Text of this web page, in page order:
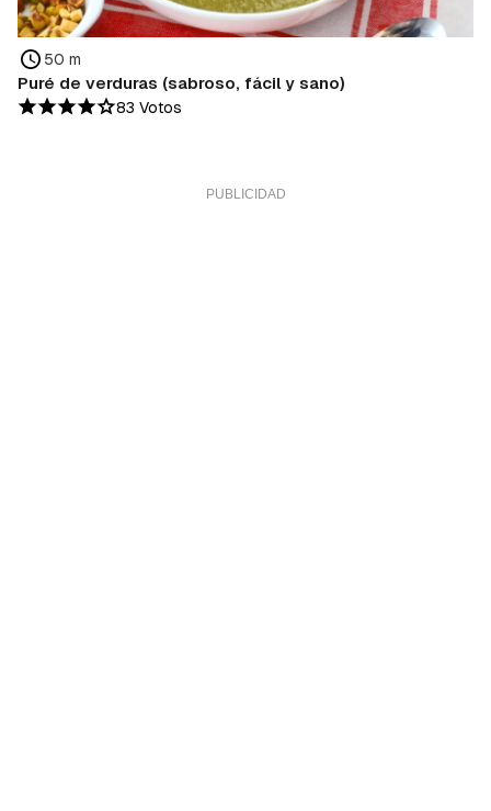
50 m
Puré de verduras (sabroso, fácil y sano)
83 Votos